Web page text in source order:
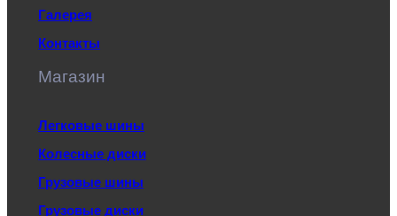
Галерея
Контакты
Магазин
Легковые шины
Колесные диски
Грузовые шины
Грузовые диски